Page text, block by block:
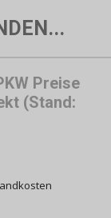
Preise
(Stand: